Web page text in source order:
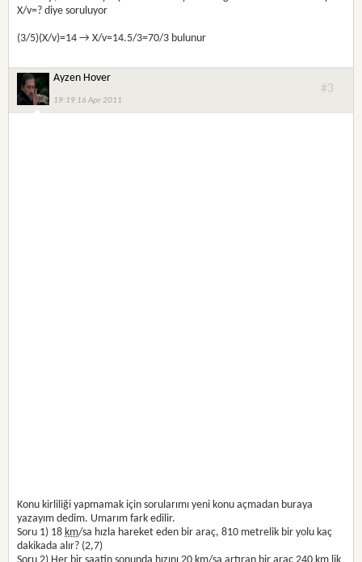
X/v=? diye soruluyor
(3/5)(X/v)=14 → X/v=14.5/3=70/3 bulunur
Ayzen Hover
19:19 16 Apr 2011
#3
Konu kirliliği yapmamak için sorularımı yeni konu açmadan buraya
yazayım dedim. Umarım fark edilir.
Soru 1) 18 km/sa hızla hareket eden bir araç, 810 metrelik bir yolu kaç
dakikada alır? (2,7)